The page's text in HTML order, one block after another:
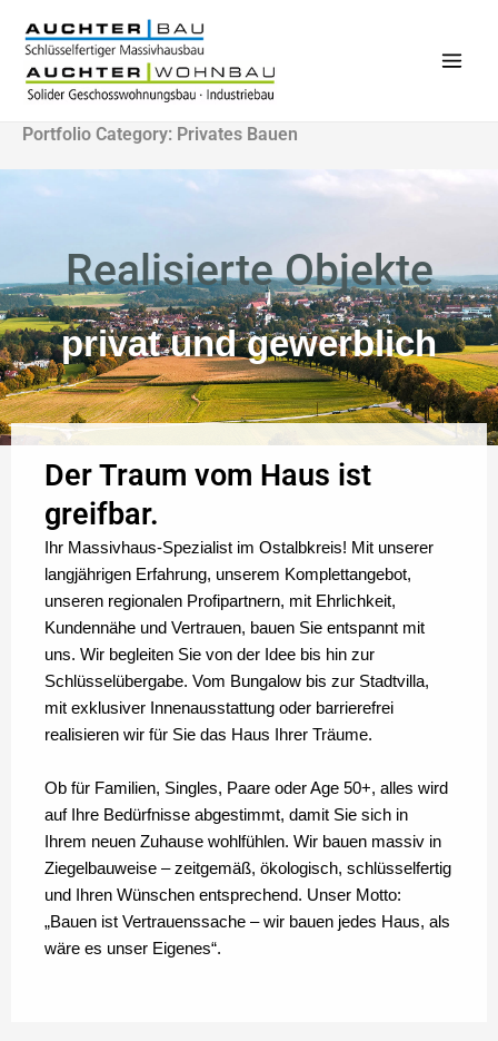
Inhalt
springen
Portfolio Category: Privates Bauen
Realisierte Objekte
privat und gewerblich
Der Traum vom Haus ist
greifbar.
Ihr Massivhaus-Spezialist im Ostalbkreis! Mit unserer
langjährigen Erfahrung, unserem Komplettangebot,
unseren regionalen Profipartnern, mit Ehrlichkeit,
Kundennähe und Vertrauen, bauen Sie entspannt mit
uns. Wir begleiten Sie von der Idee bis hin zur
Schlüsselübergabe. Vom Bungalow bis zur Stadtvilla,
mit exklusiver Innenausstattung oder barrierefrei
realisieren wir für Sie das Haus Ihrer Träume.
Ob für Familien, Singles, Paare oder Age 50+, alles wird
auf Ihre Bedürfnisse abgestimmt, damit Sie sich in
Ihrem neuen Zuhause wohlfühlen. Wir bauen massiv in
Ziegelbauweise – zeitgemäß, ökologisch, schlüsselfertig
und Ihren Wünschen entsprechend. Unser Motto:
„Bauen ist Vertrauenssache – wir bauen jedes Haus, als
wäre es unser Eigenes“.